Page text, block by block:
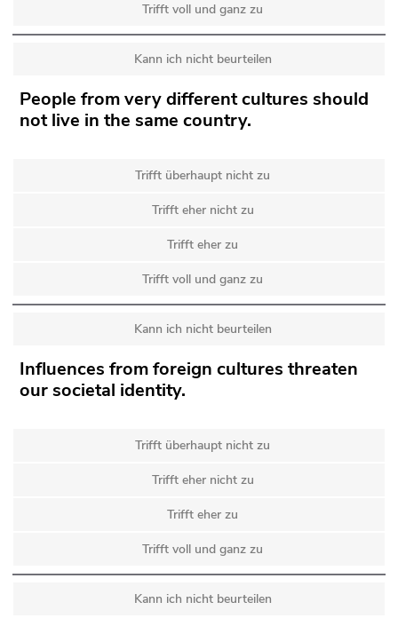
Trifft voll und ganz zu
Kann ich nicht beurteilen
People from very different cultures should
not live in the same country.
Trifft überhaupt nicht zu
Trifft eher nicht zu
Trifft eher zu
Trifft voll und ganz zu
Kann ich nicht beurteilen
Influences from foreign cultures threaten
our societal identity.
Trifft überhaupt nicht zu
Trifft eher nicht zu
Trifft eher zu
Trifft voll und ganz zu
Kann ich nicht beurteilen